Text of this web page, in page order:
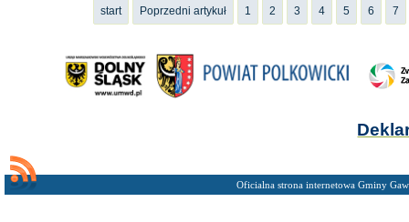
start
Poprzedni artykuł 1 2 3 4 5 6 7
Oficialna strona internetowa Gminy